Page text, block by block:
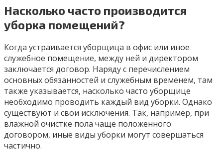
Насколько часто производится
уборка помещений?
Когда устраивается уборщица в офис или иное
служебное помещение, между ней и директором
заключается договор. Наряду с перечислением
основных обязанностей и служебным временем, там
также указывается, насколько часто уборщице
необходимо проводить каждый вид уборки. Однако
существуют и свои исключения. Так, например, при
влажной очистке пола чаще положенного
договором, иные виды уборки могут совершаться
частично.